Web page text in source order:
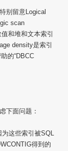
别留意Logical
scan
和堆和文本索引
density是索引
的“DBCC
下面问题：
这些索引被SQL
得到的